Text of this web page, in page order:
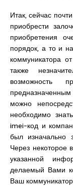
Итак, сейчас
приобрести
приобретения
порядок, а то и
коммуникатора
также
возможность
можно
необходимо
imei-код и
был изначально
Через некоторое
указанной
делаемый Вами
Ваш